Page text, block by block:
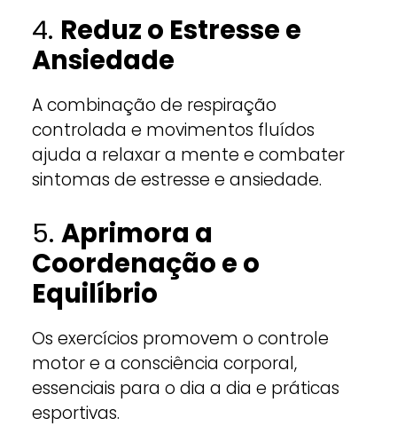
4. Reduz o Estresse e
Ansiedade
A combinação de respiração
controlada e movimentos fluídos
ajuda a relaxar a mente e combater
sintomas de estresse e ansiedade.
5. Aprimora a
Coordenação e o
Equilíbrio
Os exercícios promovem o controle
motor e a consciência corporal,
essenciais para o dia a dia e práticas
esportivas.